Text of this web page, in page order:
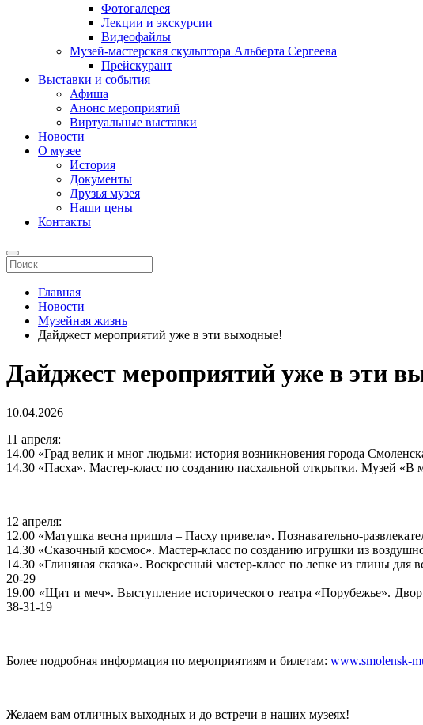
Фотогалерея
Лекции и экскурсии
Видеофайлы
Музей-мастерская скульптора Альберта Сергеева
Прейскурант
Выставки и события
Афиша
Анонс мероприятий
Виртуальные выставки
Новости
О музее
История
Документы
Друзья музея
Наши цены
Контакты
Главная
Новости
Музейная жизнь
Дайджест мероприятий уже в эти выходные!
Дайджест мероприятий уже в эти
10.04.2026
11 апреля:
14.00 «Град велик и мног людьми: история возникновения города
14.30 «Пасха». Мастер-класс по созданию пасхальной открытки. Музей «В
12 апреля:
12.00 «Матушка весна пришла – Пасху привела». Познавательно-
14.30 «Сказочный космос». Мастер-класс по созданию игрушки из
14.30 «Глиняная сказка». Воскресный мастер-класс по лепке из глины
20-29
19.00 «Щит и меч». Выступление исторического театра «Порубежье».
38-31-19
Более подробная информация по мероприятиям и билетам: www.smolensk-
Желаем вам отличных выходных и до встречи в наших музеях!